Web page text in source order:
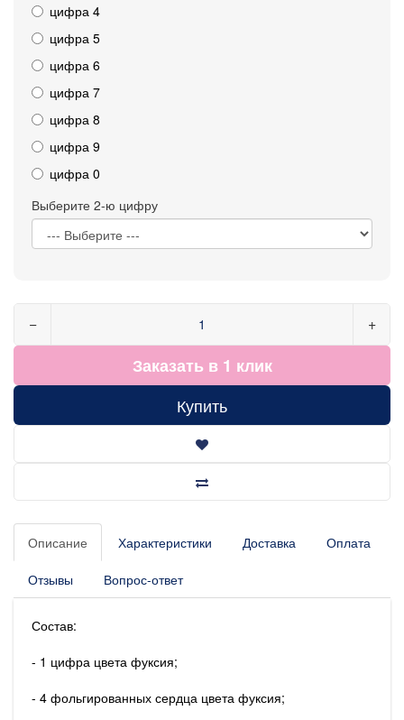
цифра 4
цифра 5
цифра 6
цифра 7
цифра 8
цифра 9
цифра 0
Выберите 2-ю цифру
− +
Заказать в 1 клик
Купить
Описание Характеристики Доставка Оплата
Отзывы Вопрос-ответ
Состав:
- 1 цифра цвета фуксия;
- 4 фольгированных сердца цвета фуксия;